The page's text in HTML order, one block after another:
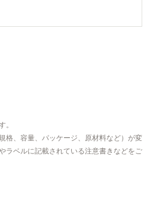
。
格、容量、パッケージ、原材料など）が変
ラベルに記載されている注意書きなどをご